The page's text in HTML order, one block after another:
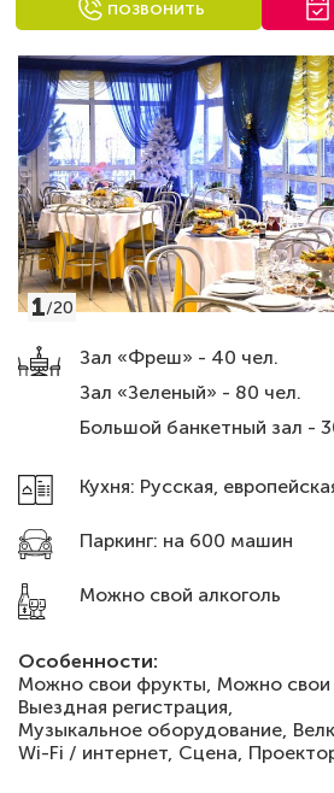
ПОЗВОНИТЬ
Зал «Фреш» - 40 чел.
Зал «Зеленый» - 80 чел.
Большой банкетный зал -
Кухня: Русская,
Паркинг: на 600 машин
Можно свой алкоголь
Особенности:
Можно свои фрукты, Можно свои
Выездная регистрация,
Музыкальное оборудование,
Wi-Fi / интернет, Сцена,
1/20